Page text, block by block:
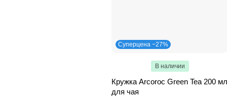
Суперцена −27%
В наличии
Кружка Arcoroc Green Tea 200 мл
для чая